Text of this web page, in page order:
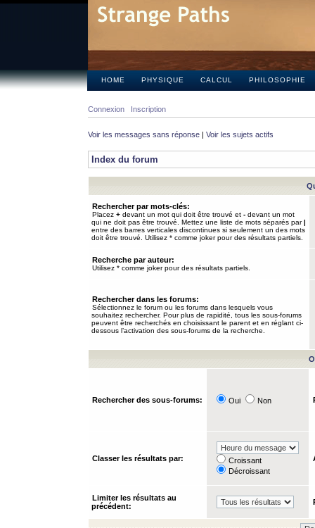
HOME PHYSIQUE CALCUL PHILOSOPHIE
Connexion Inscription
Voir les messages sans réponse | Voir les sujets actifs
Index du forum
Rechercher par mots-clés:
Placez + devant un mot qui doit être trouvé et - devant un mot
qui ne doit pas être trouvé. Mettez une liste de mots séparés par|
entre des barres verticales discontinues si seulement un des mots
doit être trouvé. Utilisez * comme joker pour des résultats partiels.
Recherche par auteur:
Utilisez * comme joker pour des résultats partiels.
Rechercher dans les forums:
Sélectionnez le forum ou les forums dans lesquels vous
souhaitez rechercher. Pour plus de rapidité, tous les sous-forums
peuvent être recherchés en choisissant le parent et en réglant ci-
dessous l’activation des sous-forums de la recherche.
Rechercher des sous-forums: Oui Non
Classer les résultats par:
Croissant
Décroissant
Limiter les résultats au
précédent: